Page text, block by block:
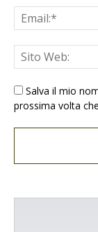
Salva il mio
prossima volta